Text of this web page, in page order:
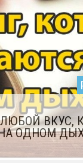
ВКУС,
ОДНОМ